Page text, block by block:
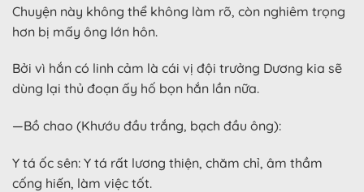
Chuyện này không thể không làm rõ, còn nghiêm trọng
hơn bị mấy ông lớn hôn.
Bởi vì hắn có linh cảm là cái vị đội trưởng Dương kia sẽ
dùng lại thủ đoạn ấy hố bọn hắn lần nữa.
—Bồ chao (Khướu đầu trắng, bạch đầu ông):
Y tá ốc sên: Y tá rất lương thiện, chăm chỉ, âm thầm
cống hiến, làm việc tốt.